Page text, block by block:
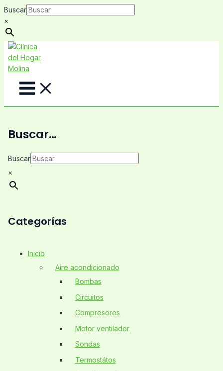
Ir
al
contenido
Buscar
×
Main
Menu
Buscar…
Buscar
×
Categorías
Inicio
Aire acondicionado
Bombas
Circuitos
Compresores
Motor ventilador
Sondas
Termostátos